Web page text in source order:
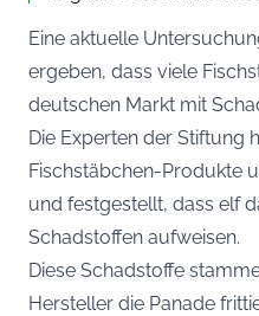
Eine aktuelle
ergeben, dass viele
deutschen Markt mit
Die Experten der Stiftung
Fischstäbchen-Produkte
und festgestellt, dass elf
Schadstoffen aufweisen.
Diese Schadstoffe
Hersteller die Panade